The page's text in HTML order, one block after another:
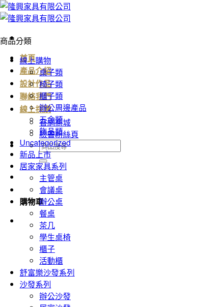
Skip
to
首頁
產品介紹
設計作品
聯絡我們
線上採購
官網商城
臉書粉絲頁
搜
尋
關
鍵
字:
購物車
商品分類
線上購物
桌子類
椅子類
櫃子類
辦公周邊產品
五金類
飾品類
Uncategorized
新品上市
居家家具系列
主管桌
會議桌
辦公桌
餐桌
茶几
學生桌椅
櫃子
活動櫃
舒富樂沙發系列
沙發系列
辦公沙發